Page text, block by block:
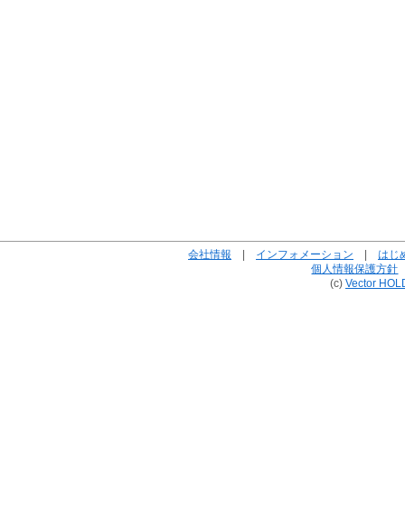
会社情報 インフォメーション
はじ
個人情報保護方針
(c) Vector